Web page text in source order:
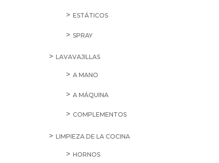
ESTÁTICOS
SPRAY
LAVAVAJILLAS
A MANO
A MÁQUINA
COMPLEMENTOS
LIMPIEZA DE LA COCINA
HORNOS